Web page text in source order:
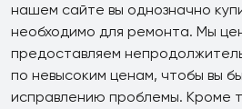
нашем сайте вы однозначно
необходимо для ремонта. Мы
предоставляем
по невысоким ценам, чтобы вы
исправлению проблемы. Кроме